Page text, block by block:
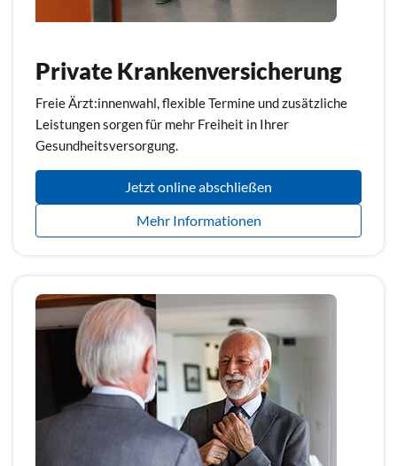
Private Krankenversicherung
Freie Ärzt:innenwahl, flexible Termine und zusätzliche
Leistungen sorgen für mehr Freiheit in Ihrer
Gesundheitsversorgung.
Jetzt online abschließen
Mehr Informationen